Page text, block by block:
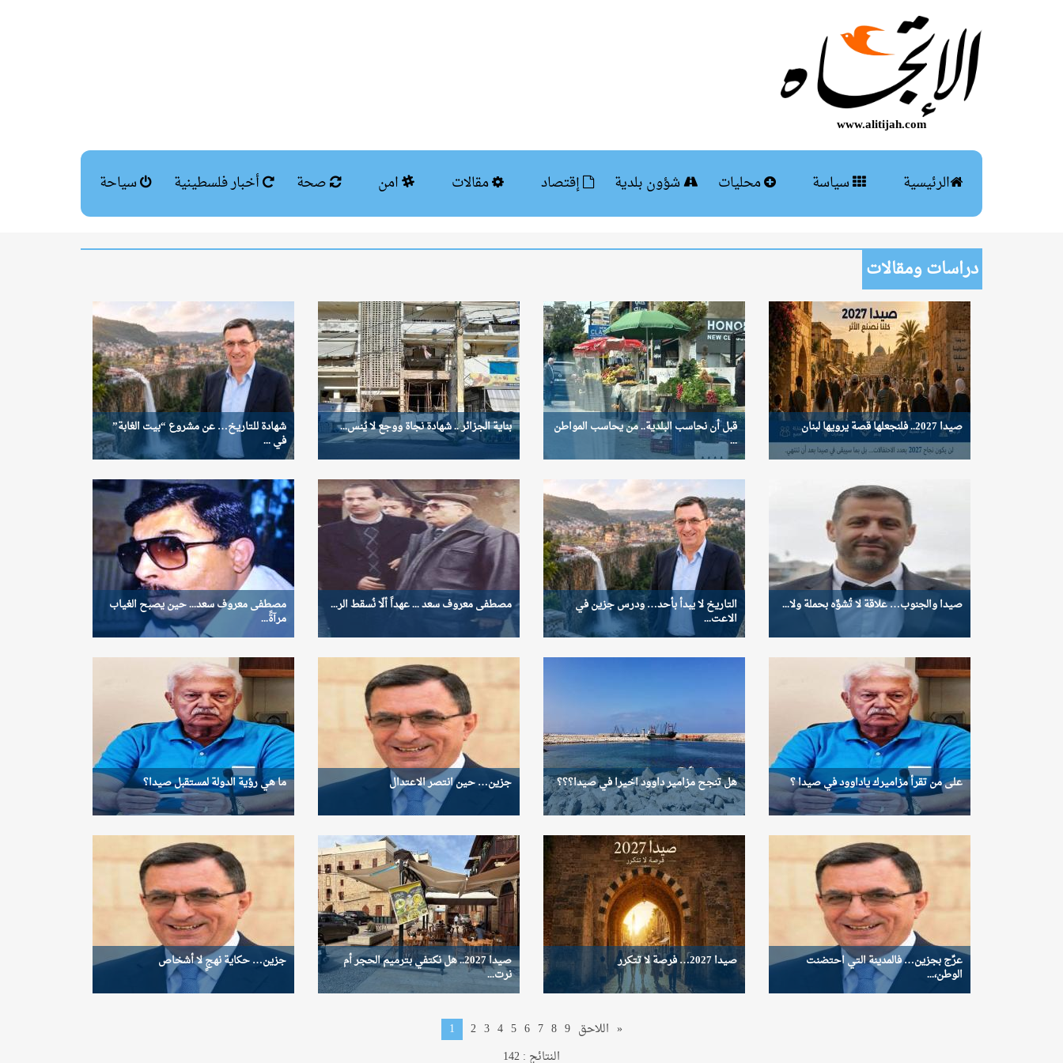
www.alitijah.com
الرئيسية سياسة محليات شؤون بلدية إقتصاد مقالات امن صحة أخبار فلسطينية سياحة
دراسات ومقالات
صيدا 2027.. فلنجعلها قصة يرويها لبنان قبل أن نحاسب البلدية.. من يحاسب المواطن
...
بناية الجزائر .. شهادة نجاة ووجع لا يُنس... شهادة للتاريخ… عن مشروع “بيت الغابة”
في ...
صيدا والجنوب… علاقة لا تُشوَّه بحملة ولا... التاريخ لا يبدأ بأحد… ودرس جزين في
الاعت...
مصطفى معروف سعد ... عهداً ألّا نُسقط الر... مصطفى معروف سعد... حين يصبح الغياب
مرآةً...
على من تقرأ مزاميرك ياداوود في صيدا ؟ هل تنجح مزامير داوود اخيرا في صيدا؟؟؟ جزين… حين انتصر الاعتدال ما هي رؤية الدولة لمستقبل صيدا؟
عرِّج بجزين… فالمدينة التي احتضنت
الوطن،...
صيدا 2027… فرصة لا تتكرر صيدا 2027.. هل نكتفي بترميم الحجر أم
نرت...
جزين… حكاية نهجٍ لا أشخاص
1 2 3 4 5 6 7 8 9 اللاحق »
النتائج : 142